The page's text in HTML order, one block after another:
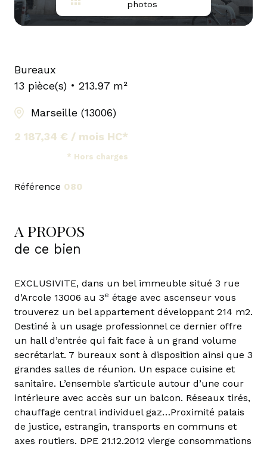
photos
Bureaux
13 pièce(s)
213.97 m²
Marseille (13006)
2 187,34 € / mois HC*
* Hors charges
Référence 080
A PROPOS
de ce bien
EXCLUSIVITE, dans un bel immeuble situé 3 rue
d’Arcole 13006 au 3e étage avec ascenseur vous
trouverez un bel appartement développant 214 m2.
Destiné à un usage professionnel ce dernier offre
un hall d’entrée qui fait face à un grand volume
secrétariat. 7 bureaux sont à disposition ainsi que 3
grandes salles de réunion. Un espace cuisine et
sanitaire. L’ensemble s’articule autour d’une cour
intérieure avec accès sur un balcon. Réseaux tirés,
chauffage central individuel gaz…Proximité palais
de justice, estrangin, transports en communs et
axes routiers. DPE 21.12.2012 vierge consommations